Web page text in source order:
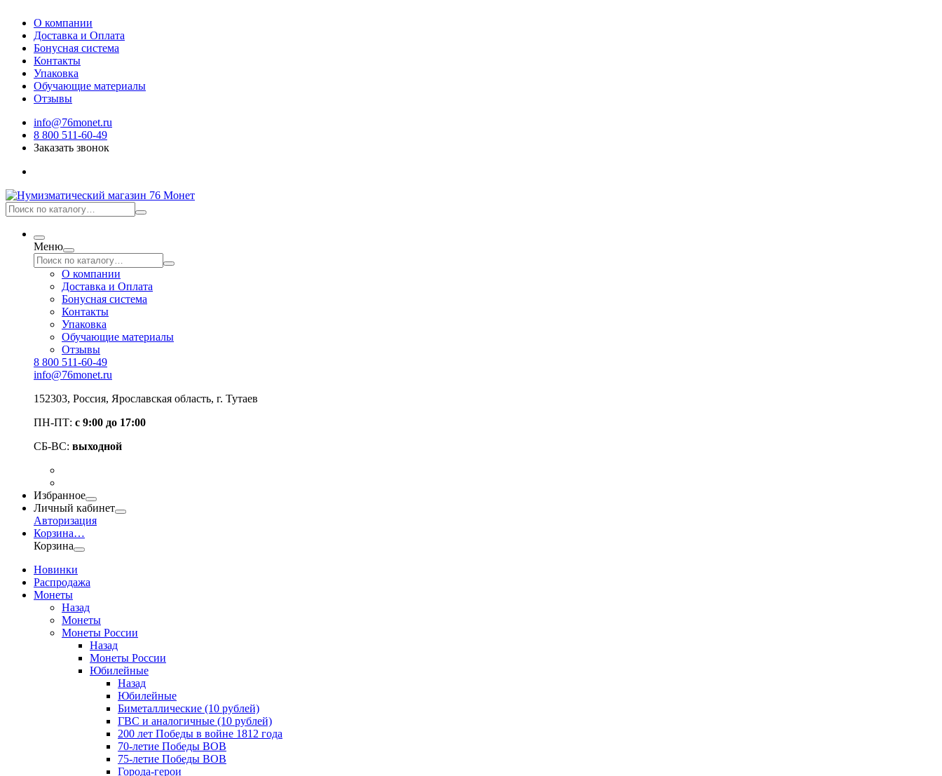
О компании
Доставка и Оплата
Бонусная система
Контакты
Упаковка
Обучающие материалы
Отзывы
info@76monet.ru
8 800 511-60-49
Заказать звонок
Меню
О компании
Доставка и Оплата
Бонусная система
Контакты
Упаковка
Обучающие материалы
Отзывы
8 800 511-60-49
info@76monet.ru
152303, Россия, Ярославская область, г. Тутаев
ПН-ПТ: с 9:00 до 17:00
СБ-ВС: выходной
Избранное
Личный кабинет
Авторизация
Корзина…
Корзина
Новинки
Распродажа
Монеты
Назад
Монеты
Монеты России
Назад
Монеты России
Юбилейные
Назад
Юбилейные
Биметаллические (10 рублей)
ГВС и аналогичные (10 рублей)
200 лет Победы в войне 1812 года
70-летие Победы ВОВ
75-летие Победы ВОВ
Города-герои